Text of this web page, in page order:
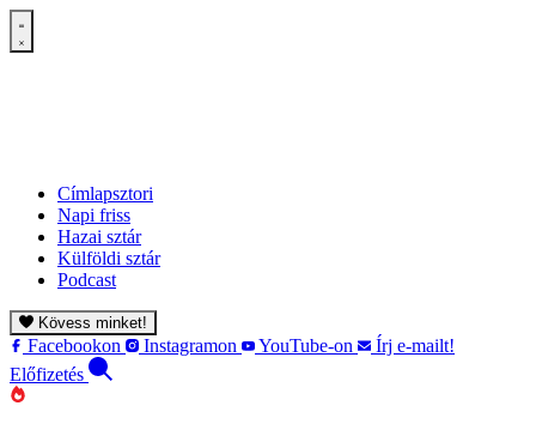
Címlapsztori
Napi friss
Hazai sztár
Külföldi sztár
Podcast
Kövess minket!
Facebookon Instagramon YouTube-on
Írj e-mailt!
Előfizetés